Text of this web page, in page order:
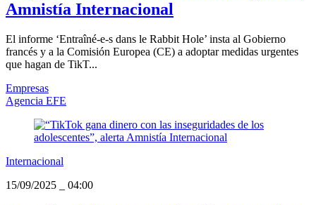
Amnistía Internacional
El informe ‘Entraîné-e-s dans le Rabbit Hole’ insta al Gobierno
francés y a la Comisión Europea (CE) a adoptar medidas urgentes
que hagan de TikT...
Empresas
Agencia EFE
Internacional
15/09/2025
04:00